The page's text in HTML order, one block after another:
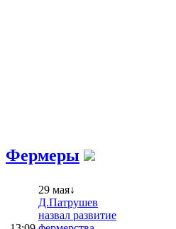
Фермеры
29 мая↓
Д.Патрушев
назвал развитие